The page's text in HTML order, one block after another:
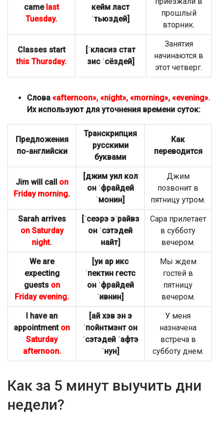
came last
Tuesday.
кейм ласт
ˈтьюздей]
прошлый
вторник.
Classes start
this Thursday.
[ˈкласиз стат
зис ˈсёздей]
Занятия
начинаются в
этот четверг.
Слова «afternoon», «night», «morning», «evening».
Их используют для уточнения времени суток:
Предложения
по-английски
Транскрипция
русскими
буквами
Как
переводится
Jim will callon
Friday morning.
[джим уил кол
он ˈфрайдей
ˈмонин]
Джим
позвонит в
пятницу утром.
Sarah arrives
on Saturday
night.
[ˈсеэрэ эˈрайвз
он ˈсэтэдей
найт]
Сара прилетает
в субботу
вечером.
We are
expecting
guests on
Friday evening.
[уи ар икс
ˈпектин гестс
он ˈфрайдей
ˈивнин]
Мы ждем
гостей в
пятницу
вечером.
I have an
appointment on
Saturday
afternoon.
[ай хэв эн э
ˈпойнтмэнт он
ˈсэтэдей ˈафтэ
ˈнун]
У меня
назначена
встреча в
субботу днем.
Как за 5 минут выучить дни
недели?